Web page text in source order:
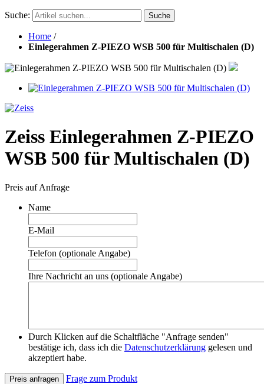
Suche: Suche
Home /
Einlegerahmen Z-PIEZO WSB 500 für Multischalen (D)
Zeiss Einlegerahmen Z-PIEZO
WSB 500 für Multischalen (D)
Preis auf Anfrage
Name
E-Mail
Telefon (optionale Angabe)
Ihre Nachricht an uns (optionale Angabe)
Durch Klicken auf die Schaltfläche "Anfrage senden"
bestätige ich, dass ich die Datenschutzerklärung gelesen und
akzeptiert habe.
Preis anfragen Frage zum Produkt